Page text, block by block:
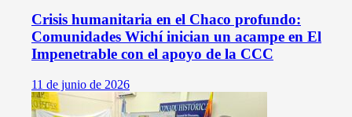
Crisis humanitaria en el Chaco profundo:
Comunidades Wichí inician un acampe en El
Impenetrable con el apoyo de la CCC
11 de junio de 2026